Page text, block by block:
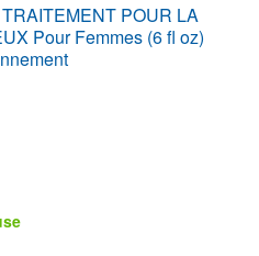
POUR LA
Pour Femmes (6 fl oz)